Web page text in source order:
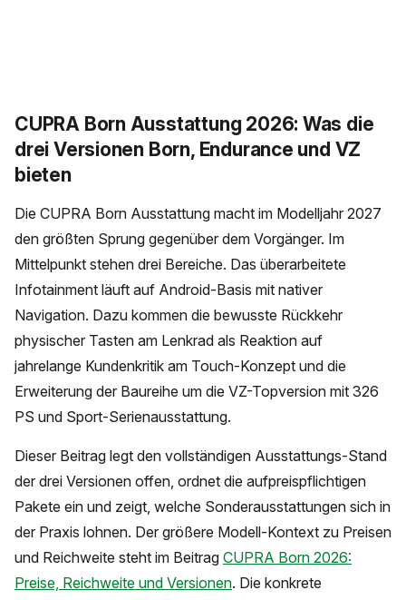
CUPRA Born Ausstattung 2026: Was die
drei Versionen Born, Endurance und VZ
bieten
Die CUPRA Born Ausstattung macht im Modelljahr 2027
den größten Sprung gegenüber dem Vorgänger. Im
Mittelpunkt stehen drei Bereiche. Das überarbeitete
Infotainment läuft auf Android-Basis mit nativer
Navigation. Dazu kommen die bewusste Rückkehr
physischer Tasten am Lenkrad als Reaktion auf
jahrelange Kundenkritik am Touch-Konzept und die
Erweiterung der Baureihe um die VZ-Topversion mit 326
PS und Sport-Serienausstattung.
Dieser Beitrag legt den vollständigen Ausstattungs-Stand
der drei Versionen offen, ordnet die aufpreispflichtigen
Pakete ein und zeigt, welche Sonderausstattungen sich in
der Praxis lohnen. Der größere Modell-Kontext zu Preisen
und Reichweite steht im Beitrag CUPRA Born 2026:
Preise, Reichweite und Versionen. Die konkrete